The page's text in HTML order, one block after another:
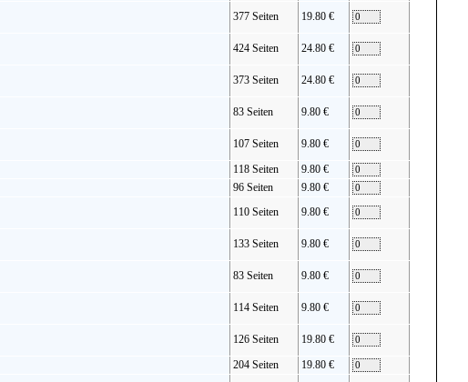
377 Seiten 19.80 €
424 Seiten 24.80 €
373 Seiten 24.80 €
83 Seiten 9.80 €
107 Seiten
9.80 €
118 Seiten
9.80 €
96 Seiten
9.80 €
110 Seiten 9.80 €
133 Seiten 9.80 €
83 Seiten 9.80 €
114 Seiten 9.80 €
126 Seiten
19.80 €
204 Seiten
19.80 €